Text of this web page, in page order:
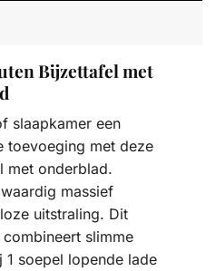
Bijzettafel met
slaapkamer een
toevoeging met deze
met onderblad.
massief
uitstraling. Dit
slimme
soepel lopende lade